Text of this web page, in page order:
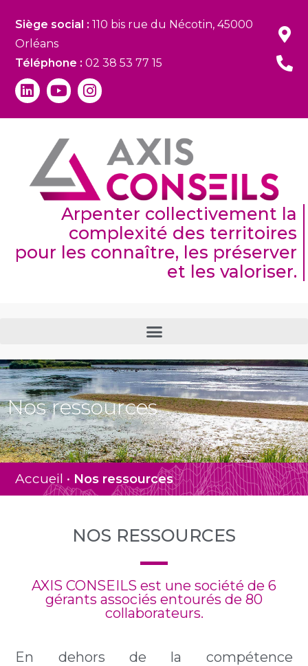
Siège social :110 bis rue du Nécotin, 45000
Orléans
Téléphone :02 38 53 77 15
Arpenter collectivement la
complexité des territoires
pour les connaître, les préserver
et les valoriser.
Nos ressources
Accueil • Nos ressources
NOS RESSOURCES
AXIS CONSEILS est une société de 6
gérants associés entourés de 80
collaborateurs.
En dehors de la compétence